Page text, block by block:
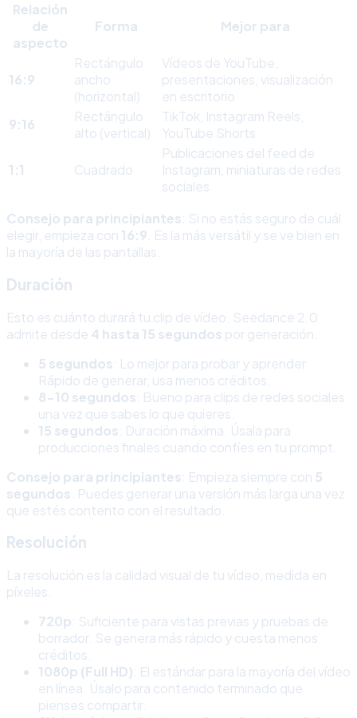
Relación
de
aspecto
Forma Mejor para
16:9
Rectángulo
ancho
(horizontal)
Vídeos de YouTube,
presentaciones, visualización
en escritorio
9:16
Rectángulo
alto (vertical)
TikTok, Instagram Reels,
YouTube Shorts
1:1 Cuadrado
Publicaciones del feed de
Instagram, miniaturas de redes
sociales
Consejo para principiantes: Si no estás seguro de cuál
elegir, empieza con 16:9. Es la más versátil y se ve bien en
la mayoría de las pantallas.
Duración
Esto es cuánto durará tu clip de vídeo. Seedance 2.0
admite desde 4 hasta 15 segundos por generación.
5 segundos: Lo mejor para probar y aprender.
Rápido de generar, usa menos créditos.
8-10 segundos: Bueno para clips de redes sociales
una vez que sabes lo que quieres.
15 segundos: Duración máxima. Úsala para
producciones finales cuando confíes en tu prompt.
Consejo para principiantes: Empieza siempre con 5
segundos . Puedes generar una versión más larga una vez
que estés contento con el resultado.
Resolución
La resolución es la calidad visual de tu vídeo, medida en
píxeles.
720p: Suficiente para vistas previas y pruebas de
borrador. Se genera más rápido y cuesta menos
créditos.
1080p (Full HD): El estándar para la mayoría del vídeo
en línea. Úsalo para contenido terminado que
pienses compartir.